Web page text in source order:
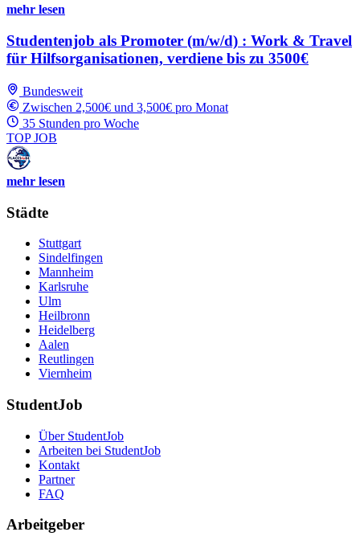
mehr lesen
Studentenjob als Promoter (m/w/d) : Work & Travel
für Hilfsorganisationen, verdiene bis zu 3500€
Bundesweit
Zwischen 2,500€ und 3,500€ pro Monat
35 Stunden pro Woche
TOP JOB
mehr lesen
Städte
Stuttgart
Sindelfingen
Mannheim
Karlsruhe
Ulm
Heilbronn
Heidelberg
Aalen
Reutlingen
Viernheim
StudentJob
Über StudentJob
Arbeiten bei StudentJob
Kontakt
Partner
FAQ
Arbeitgeber